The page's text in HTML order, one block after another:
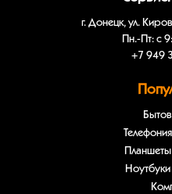
г. Донецк, ул.
Пн.-Пт: с
+7 949